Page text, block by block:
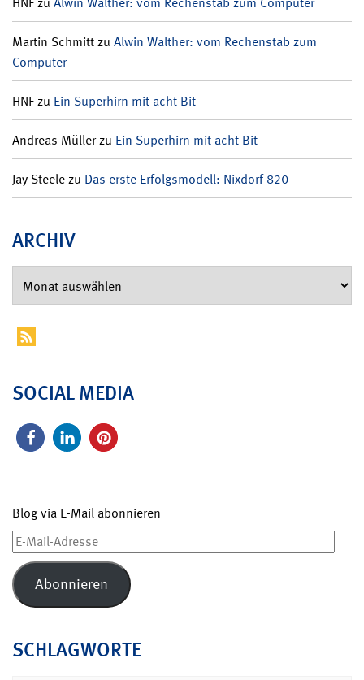
Martin Schmittzu Alwin Walther: vom Rechenstab zum
Computer
HNFzu Ein Superhirn mit acht Bit
Andreas Müllerzu Ein Superhirn mit acht Bit
Jay Steelezu Das erste Erfolgsmodell: Nixdorf 820
ARCHIV
SOCIAL MEDIA
Blog via E-Mail abonnieren
E-
Mail-
Adresse
Abonnieren
SCHLAGWORTE